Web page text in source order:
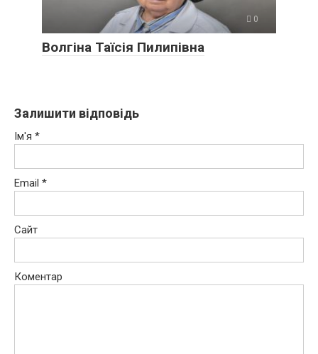
0
Волгіна Таїсія Пилипівна
Залишити відповідь
Ім'я *
Email *
Сайт
Коментар